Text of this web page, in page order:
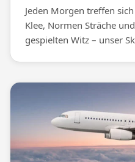
Jeden Morgen treffen
Klee, Normen Sträche
gespielten Witz – unser